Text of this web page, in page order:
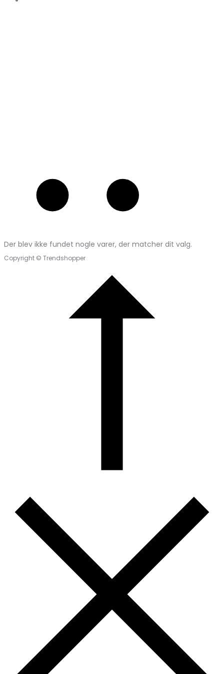
Der blev ikke fundet nogle varer, der matcher dit valg.
Copyright © Trendshopper